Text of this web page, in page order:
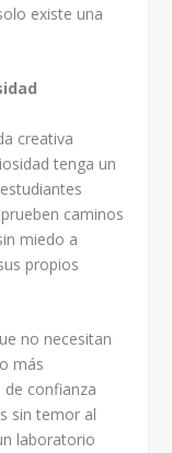
existe una
creativa
tenga un
caminos
miedo a
propios
no necesitan
más
confianza
sin temor al
laboratorio